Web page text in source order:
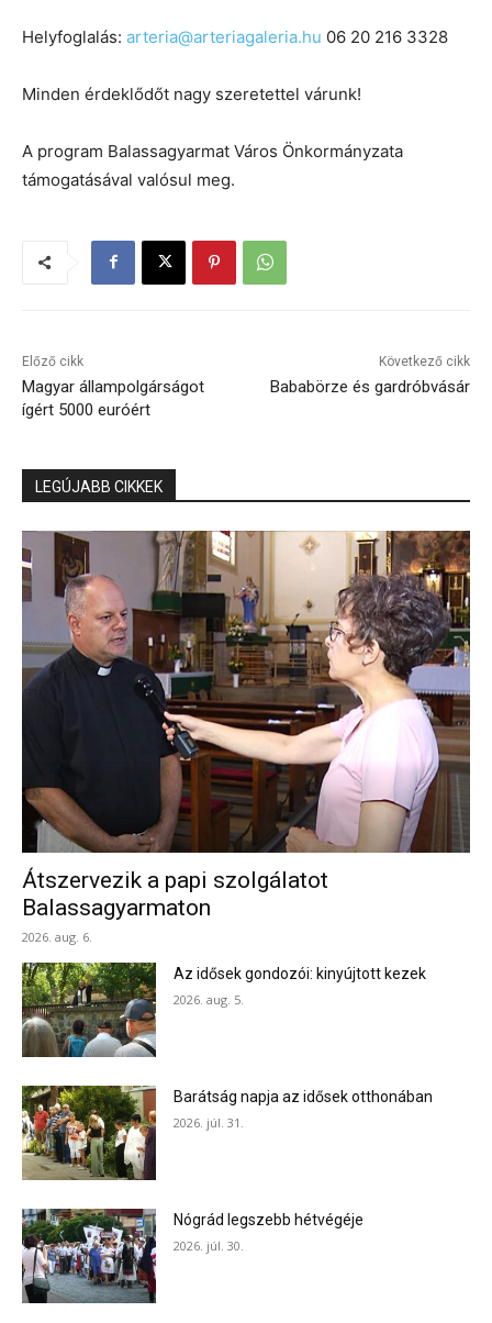
Helyfoglalás: arteria@arteriagaleria.hu 06 20 216 3328
Minden érdeklődőt nagy szeretettel várunk!
A program Balassagyarmat Város Önkormányzata
támogatásával valósul meg.
Előző cikk
Magyar állampolgárságot
ígért 5000 euróért
Következő cikk
Bababörze és gardróbvásár
LEGÚJABB CIKKEK
Átszervezik a papi szolgálatot
Balassagyarmaton
2026. aug. 6.
Az idősek gondozói: kinyújtott kezek
2026. aug. 5.
Barátság napja az idősek otthonában
2026. júl. 31.
Nógrád legszebb hétvégéje
2026. júl. 30.